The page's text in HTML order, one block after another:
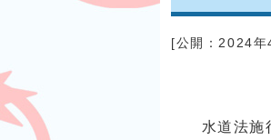
[公開：2024年
水道法施